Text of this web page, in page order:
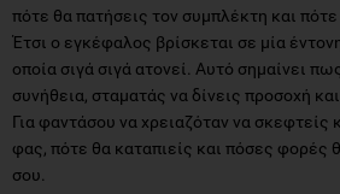
πότε θα πατήσεις τον συμπλέκτη και
Έτσι ο εγκέφαλος βρίσκεται σε μία
οποία σιγά σιγά ατονεί. Αυτό σημαίνει
συνήθεια, σταματάς να δίνεις προσοχή
Για φαντάσου να χρειαζόταν να σκεφτείς
φας, πότε θα καταπιείς και πόσες φορές
σου.